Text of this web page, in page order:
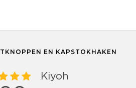
EN KAPSTOKHAKEN